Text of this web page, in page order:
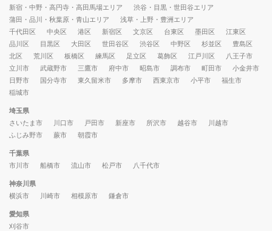
新宿・中野・高円寺・高田馬場エリア
渋谷・目黒・世田谷エリア
蒲田・品川・秋葉原・青山エリア
浅草・上野・豊洲エリア
千代田区
中央区 港区 新宿区 文京区 台東区 墨田区
江東区
品川区
目黒区 大田区 世田谷区 渋谷区 中野区 杉並区
豊島区
北区
荒川区 板橋区 練馬区 足立区 葛飾区 江戸川区
八王子市
立川市
武蔵野市 三鷹市 府中市 昭島市 調布市 町田市
小金井市
日野市
国分寺市 東久留米市 多摩市 西東京市 小平市
福生市
稲城市
埼玉県
さいたま市
川口市 戸田市 新座市 所沢市 越谷市
川越市
ふじみ野市
蕨市 朝霞市
千葉県
市川市
船橋市 流山市 松戸市 八千代市
神奈川県
横浜市
川崎市 相模原市 鎌倉市
愛知県
刈谷市